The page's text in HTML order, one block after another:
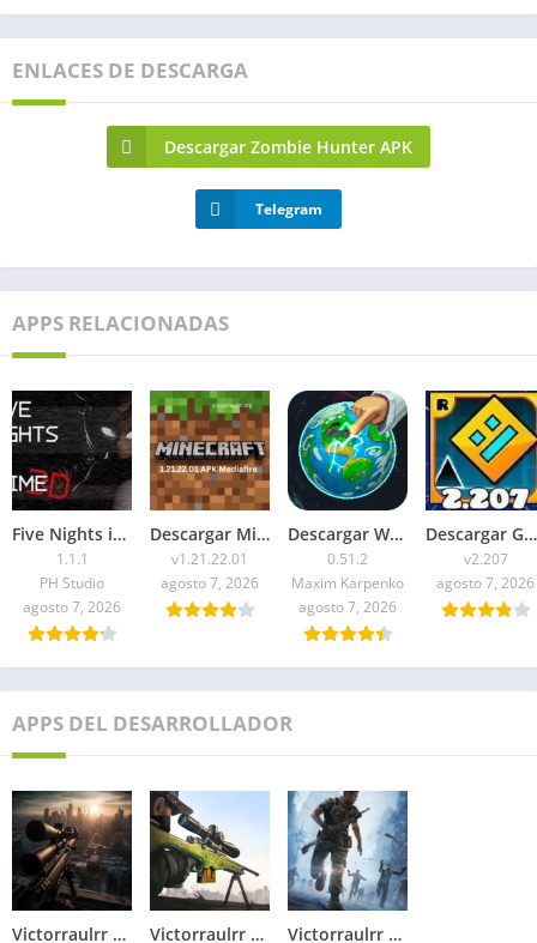
ENLACES DE DESCARGA
Descargar Zombie Hunter APK
Telegram
APPS RELACIONADAS
Five Nights in Anime 3D APK 2026 para Android
1.1.1
PH Studio
agosto 7, 2026
Descargar Minecraft 1.21.22.01 APK Mediafire
v1.21.22.01
agosto 7, 2026
Descargar WorldBox Premium APK Todo Desbloqueado 2026
0.51.2
Maxim Karpenko
agosto 7, 2026
Descargar Geometry Dash 2.207 APK 2026 Todo Desbloqueado
v2.207
agosto 7, 2026
APPS DEL DESARROLLADOR
Victorraulrr – Descargar Sniper Zombie 3D APK 2026: Dinero ilimitado Victorraulrr – Descargar Francotirador APK 2026: Para Android Victorraulrr Apps- Dead Target APK 2026: Dinero Infinito